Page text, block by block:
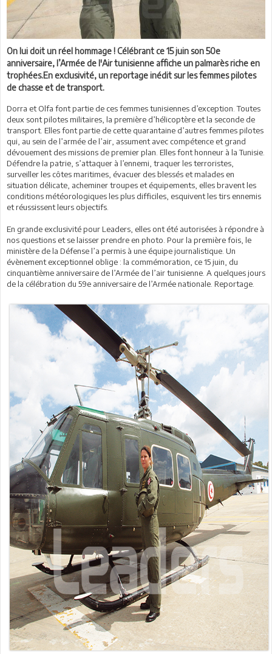
On lui doit un réel hommage ! Célébrant ce 15 juin son 50e
anniversaire, l’Armée de l'Air tunisienne affiche un palmarès riche en
trophées.En exclusivité, un reportage inédit sur les femmes pilotes
de chasse et de transport.
Dorra et Olfa font partie de ces femmes tunisiennes d’exception. Toutes
deux sont pilotes militaires, la première d’hélicoptère et la seconde de
transport. Elles font partie de cette quarantaine d’autres femmes pilotes
qui, au sein de l’armée de l’air, assument avec compétence et grand
dévouement des missions de premier plan. Elles font honneur à la Tunisie.
Défendre la patrie, s’attaquer à l’ennemi, traquer les terroristes,
surveiller les côtes maritimes, évacuer des blessés et malades en
situation délicate, acheminer troupes et équipements, elles bravent les
conditions météorologiques les plus difficiles, esquivent les tirs ennemis
et réussissent leurs objectifs.
En grande exclusivité pour Leaders, elles ont été autorisées à répondre à
nos questions et se laisser prendre en photo. Pour la première fois, le
ministère de la Défense l’a permis à une équipe journalistique. Un
évènement exceptionnel oblige : la commémoration, ce 15 juin, du
cinquantième anniversaire de l’Armée de l’air tunisienne. A quelques jours
de la célébration du 59e anniversaire de l’Armée nationale. Reportage.